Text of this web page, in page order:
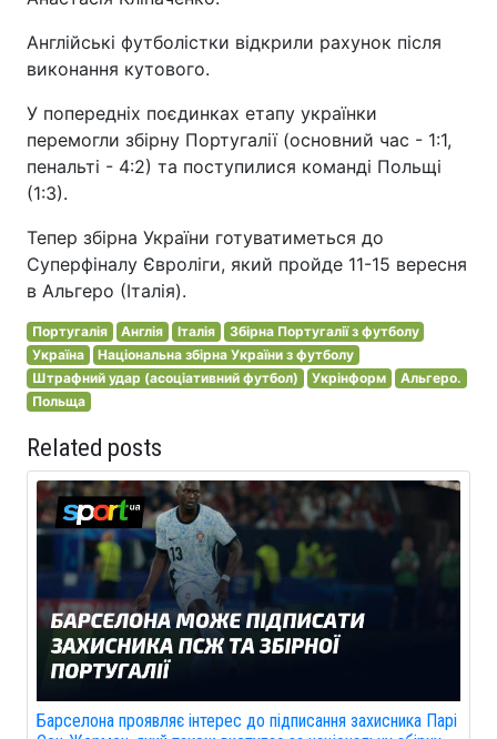
Англійські футболістки відкрили рахунок після
виконання кутового.
У попередніх поєдинках етапу українки
перемогли збірну Португалії (основний час - 1:1,
пенальті - 4:2) та поступилися команді Польщі
(1:3).
Тепер збірна України готуватиметься до
Суперфіналу Євроліги, який пройде 11-15 вересня
в Альгеро (Італія).
Португалія Англія Італія
Збірна Португалії з футболу
Україна
Національна збірна України з футболу
Штрафний удар (асоціативний футбол)
Укрінформ
Альгеро.
Польща
Related posts
Барселона проявляє інтерес до підписання захисника Парі